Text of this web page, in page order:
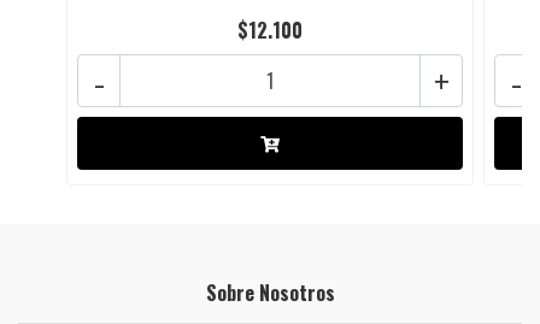
$12.100
+
- -
Sobre Nosotros